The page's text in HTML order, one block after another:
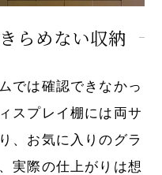
らめない収納
では確認できなかっ
スプレイ棚には両サ
、お気に入りのグラ
実際の仕上がりは想